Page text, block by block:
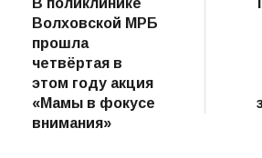
Навигация
по
записям
предыдущаяпредыдущий
В поликлинике
Волховской МРБ
прошла
четвёртая в
этом году акция